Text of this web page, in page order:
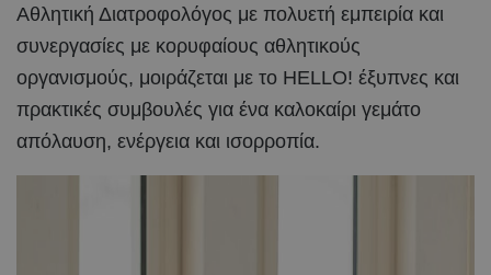
Αθλητική Διατροφολόγος με πολυετή εμπειρία και
συνεργασίες με κορυφαίους αθλητικούς
οργανισμούς, μοιράζεται με το HELLO! έξυπνες και
πρακτικές συμβουλές για ένα καλοκαίρι γεμάτο
απόλαυση, ενέργεια και ισορροπία.